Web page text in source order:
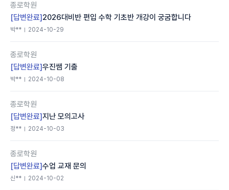
종로학원
[답변완료] 2026대비반 편입 수학 기초반 개강이 궁굼합니다
박** 2024-10-29
종로학원
[답변완료]우진쌤 기출
박** 2024-10-08
종로학원
[답변완료]지난 모의고사
정** 2024-10-03
종로학원
[답변완료]수업 교재 문의
신** 2024-10-02